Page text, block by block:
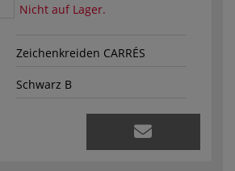
Nicht auf Lager.
Zeichenkreiden CARRÉS
Schwarz B